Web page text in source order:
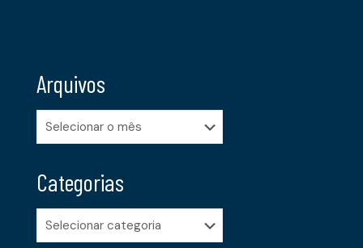
Arquivos
Arquivos
Categorias
Categorias